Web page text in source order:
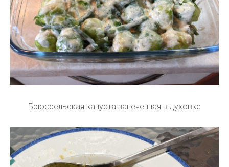
Брюссельская капуста запеченная в духовке